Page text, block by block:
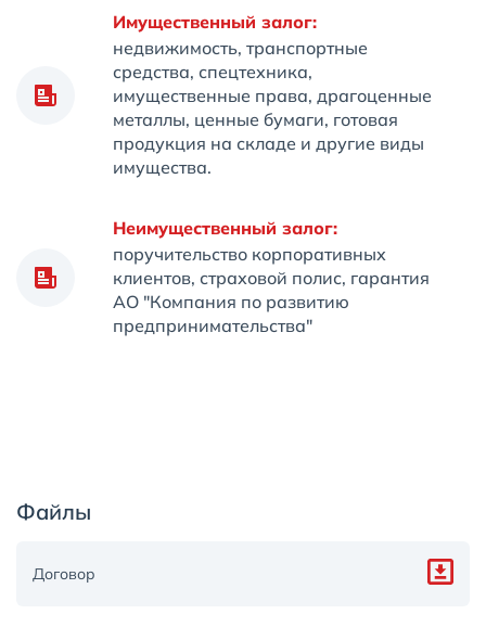
Имущественный залог:
недвижимость, транспортные
средства, спецтехника,
имущественные права, драгоценные
металлы, ценные бумаги, готовая
продукция на складе и другие виды
имущества.
Неимущественный залог:
поручительство корпоративных
клиентов, страховой полис, гарантия
АО "Компания по развитию
предпринимательства"
Файлы
Договор